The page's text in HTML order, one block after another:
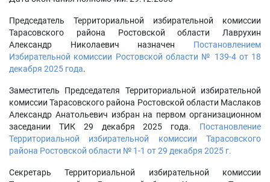
Председатель Территориальной избирательной комиссии
Тарасовского района Ростовской области Лаврухин
Александр Николаевич назначен Постановлением
Избирательной комиссии Ростовской области № 139-4 от 18
декабря 2025 года.
Заместитель Председателя Территориальной избирательной
комиссии Тарасовского района Ростовской области Маслаков
Александр Анатольевич избран на первом организационном
заседании ТИК 29 декабря 2025 года. Постановление
Территориальной избирательной комиссии Тарасовского
района Ростовской области № 1-1 от 29 декабря 2025 г.
Секретарь Территориальной избирательной комиссии